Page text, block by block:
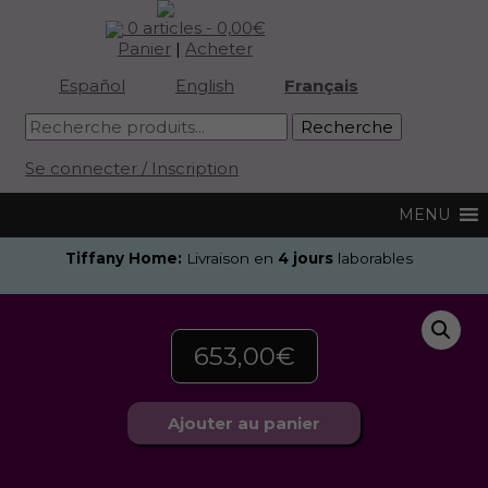
0 articles - 0,00€
Panier | Acheter
Español
English Français
Se connecter / Inscription
Tiffany Home: Livraison en 4 jourslaborables
653,00€
Ajouter au panier